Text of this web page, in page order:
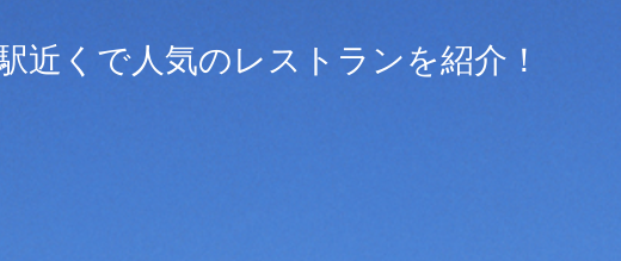
近くで人気のレストランを紹介！